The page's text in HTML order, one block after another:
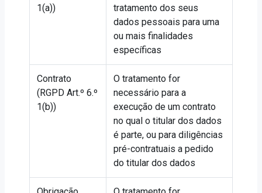
1(a))
tratamento dos seus
dados pessoais para uma
ou mais finalidades
específicas
Contrato
(RGPD Art.º 6.º
1(b))
O tratamento for
necessário para a
execução de um contrato
no qual o titular dos dados
é parte, ou para diligências
pré-contratuais a pedido
do titular dos dados